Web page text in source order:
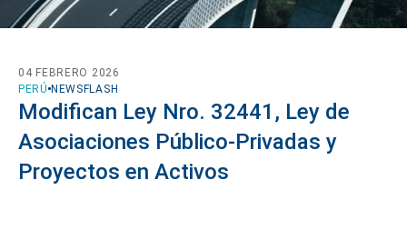
PERÚ NEWSFLASH
04 FEBRERO 2026
Modifican Ley Nro. 32441, Ley de
Asociaciones Público-Privadas y
Proyectos en Activos